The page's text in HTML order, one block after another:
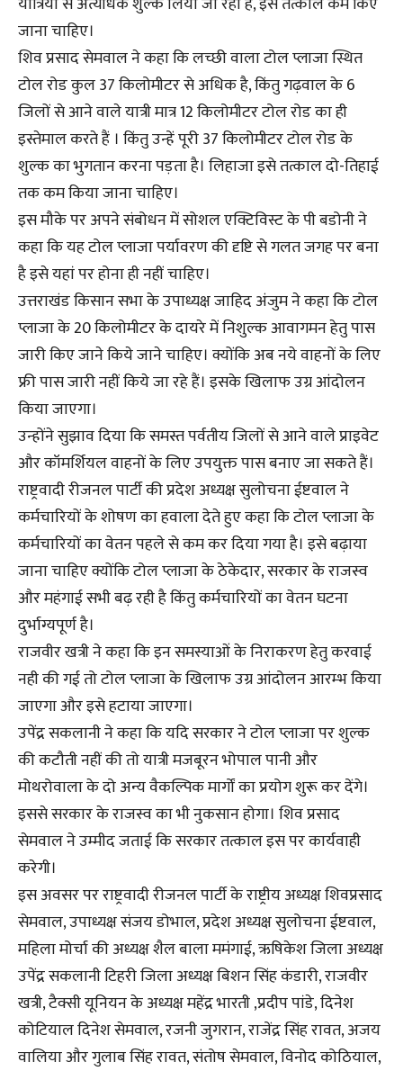
जाना चाहिए।
शिव प्रसाद सेमवाल ने कहा कि लच्छी वाला टोल प्लाजा स्थित
टोल रोड कुल 37 किलोमीटर से अधिक है, किंतु गढ़वाल के 6
जिलों से आने वाले यात्री मात्र 12 किलोमीटर टोल रोड का ही
इस्तेमाल करते हैं । किंतु उन्हें पूरी 37 किलोमीटर टोल रोड के
शुल्क का भुगतान करना पड़ता है। लिहाजा इसे तत्काल दो-तिहाई
तक कम किया जाना चाहिए।
इस मौके पर अपने संबोधन में सोशल एक्टिविस्ट के पी बडोनी ने
कहा कि यह टोल प्लाजा पर्यावरण की दृष्टि से गलत जगह पर बना
है इसे यहां पर होना ही नहीं चाहिए।
उत्तराखंड किसान सभा के उपाध्यक्ष जाहिद अंजुम ने कहा कि टोल
प्लाजा के 20 किलोमीटर के दायरे में निशुल्क आवागमन हेतु पास
जारी किए जाने किये जाने चाहिए। क्योंकि अब नये वाहनों के लिए
फ्री पास जारी नहीं किये जा रहे हैं। इसके खिलाफ उग्र आंदोलन
किया जाएगा।
उन्होंने सुझाव दिया कि समस्त पर्वतीय जिलों से आने वाले प्राइवेट
और कॉमर्शियल वाहनों के लिए उपयुक्त पास बनाए जा सकते हैं।
राष्ट्रवादी रीजनल पार्टी की प्रदेश अध्यक्ष सुलोचना ईष्टवाल ने
कर्मचारियों के शोषण का हवाला देते हुए कहा कि टोल प्लाजा के
कर्मचारियों का वेतन पहले से कम कर दिया गया है। इसे बढ़ाया
जाना चाहिए क्योंकि टोल प्लाजा के ठेकेदार, सरकार के राजस्व
और महंगाई सभी बढ़ रही है किंतु कर्मचारियों का वेतन घटना
दुर्भाग्यपूर्ण है।
राजवीर खत्री ने कहा कि इन समस्याओं के निराकरण हेतु करवाई
नही की गई तो टोल प्लाजा के खिलाफ उग्र आंदोलन आरम्भ किया
जाएगा और इसे हटाया जाएगा।
उपेंद्र सकलानी ने कहा कि यदि सरकार ने टोल प्लाजा पर शुल्क
की कटौती नहीं की तो यात्री मजबूरन भोपाल पानी और
मोथरोवाला के दो अन्य वैकल्पिक मार्गों का प्रयोग शुरू कर देंगे।
इससे सरकार के राजस्व का भी नुकसान होगा। शिव प्रसाद
सेमवाल ने उम्मीद जताई कि सरकार तत्काल इस पर कार्यवाही
करेगी।
इस अवसर पर राष्ट्रवादी रीजनल पार्टी के राष्ट्रीय अध्यक्ष शिवप्रसाद
सेमवाल, उपाध्यक्ष संजय डोभाल, प्रदेश अध्यक्ष सुलोचना ईष्टवाल,
महिला मोर्चा की अध्यक्ष शैल बाला ममंगाई, ऋषिकेश जिला अध्यक्ष
उपेंद्र सकलानी टिहरी जिला अध्यक्ष बिशन सिंह कंडारी, राजवीर
खत्री, टैक्सी यूनियन के अध्यक्ष महेंद्र भारती ,प्रदीप पांडे, दिनेश
कोटियाल दिनेश सेमवाल, रजनी जुगरान, राजेंद्र सिंह रावत, अजय
वालिया और गुलाब सिंह रावत, संतोष सेमवाल, विनोद कोठियाल,